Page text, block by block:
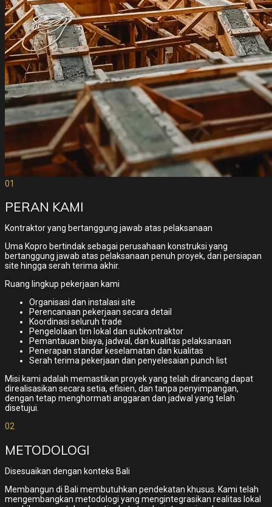
01
PERAN KAMI
Kontraktor yang bertanggung jawab atas pelaksanaan
Uma Kopro bertindak sebagai perusahaan konstruksi yang
bertanggung jawab atas pelaksanaan penuh proyek, dari persiapan
site hingga serah terima akhir.
Ruang lingkup pekerjaan kami
Organisasi dan instalasi site
Perencanaan pekerjaan secara detail
Koordinasi seluruh trade
Pengelolaan tim lokal dan subkontraktor
Pemantauan biaya, jadwal, dan kualitas pelaksanaan
Penerapan standar keselamatan dan kualitas
Serah terima pekerjaan dan penyelesaian punch list
Misi kami adalah memastikan proyek yang telah dirancang dapat
direalisasikan secara setia, efisien, dan tanpa penyimpangan,
dengan tetap menghormati anggaran dan jadwal yang telah
disetujui.
02
METODOLOGI
Disesuaikan dengan konteks Bali
Membangun di Bali membutuhkan pendekatan khusus. Kami telah
mengembangkan metodologi yang mengintegrasikan realitas lokal